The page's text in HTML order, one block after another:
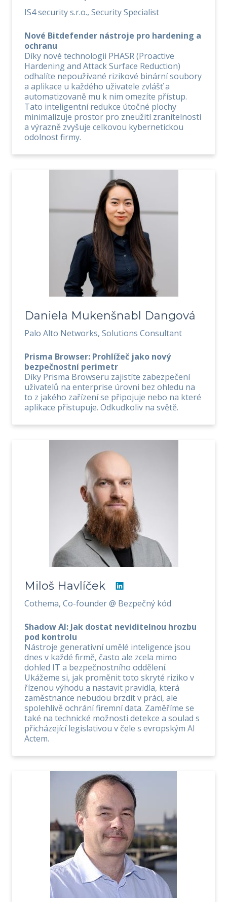
IS4 security s.r.o., Security Specialist
Nové Bitdefender nástroje pro hardening a
ochranu
Díky nové technologii PHASR (Proactive
Hardening and Attack Surface Reduction)
odhalíte nepoužívané rizikové binární soubory
a aplikace u každého uživatele zvlášť a
automatizovaně mu k nim omezíte přístup.
Tato inteligentní redukce útočné plochy
minimalizuje prostor pro zneužití zranitelností
a výrazně zvyšuje celkovou kybernetickou
odolnost firmy.
Daniela Mukenšnabl Dangová
Palo Alto Networks, Solutions Consultant
Prisma Browser: Prohlížeč jako nový
bezpečnostní perimetr
Díky Prisma Browseru zajistíte zabezpečení
uživatelů na enterprise úrovni bez ohledu na
to z jakého zařízení se připojuje nebo na které
aplikace přistupuje. Odkudkoliv na světě.
Miloš Havlíček
Cothema, Co-founder @ Bezpečný kód
Shadow AI: Jak dostat neviditelnou hrozbu
pod kontrolu
Nástroje generativní umělé inteligence jsou
dnes v každé firmě, často ale zcela mimo
dohled IT a bezpečnostního oddělení.
Ukážeme si, jak proměnit toto skryté riziko v
řízenou výhodu a nastavit pravidla, která
zaměstnance nebudou brzdit v práci, ale
spolehlivě ochrání firemní data. Zaměříme se
také na technické možnosti detekce a soulad s
přicházející legislativou v čele s evropským AI
Actem.